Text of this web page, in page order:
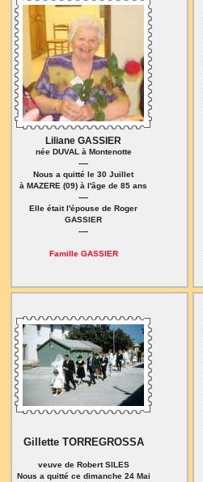
Liliane GASSIER
née DUVAL à Montenotte
----
Nous a quitté le 30 Juillet
à MAZERE (09) à l'âge de 85 ans
----
Elle était l'épouse de Roger
GASSIER
----
Famille GASSIER
Gillette TORREGROSSA
veuve de Robert SILES
Nous a quitté ce dimanche 24 Mai